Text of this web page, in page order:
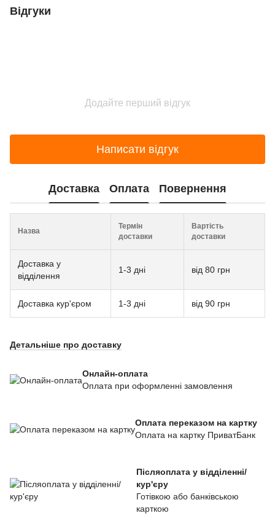
Відгуки
Додайте перший відгук
Написати відгук
Доставка Оплата Повернення
Назва
Термін
доставки
Вартість
доставки
Доставка у
відділення
1-3 дні від 80 грн
Доставка кур'єром 1-3 дні від 90 грн
Детальніше про доставку
Онлайн-оплата
Оплата при оформленні замовлення
Оплата переказом на картку
Оплата на картку ПриватБанк
Післяоплата у відділенні/
кур'єру
Готівкою або банківською
карткою